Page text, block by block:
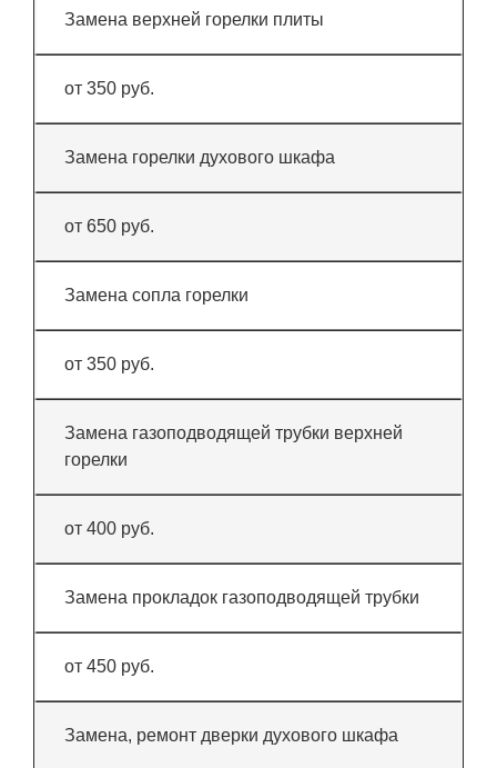
Замена верхней горелки плиты
от 350 руб.
Замена горелки духового шкафа
от 650 руб.
Замена сопла горелки
от 350 руб.
Замена газоподводящей трубки верхней
горелки
от 400 руб.
Замена прокладок газоподводящей трубки
от 450 руб.
Замена, ремонт дверки духового шкафа